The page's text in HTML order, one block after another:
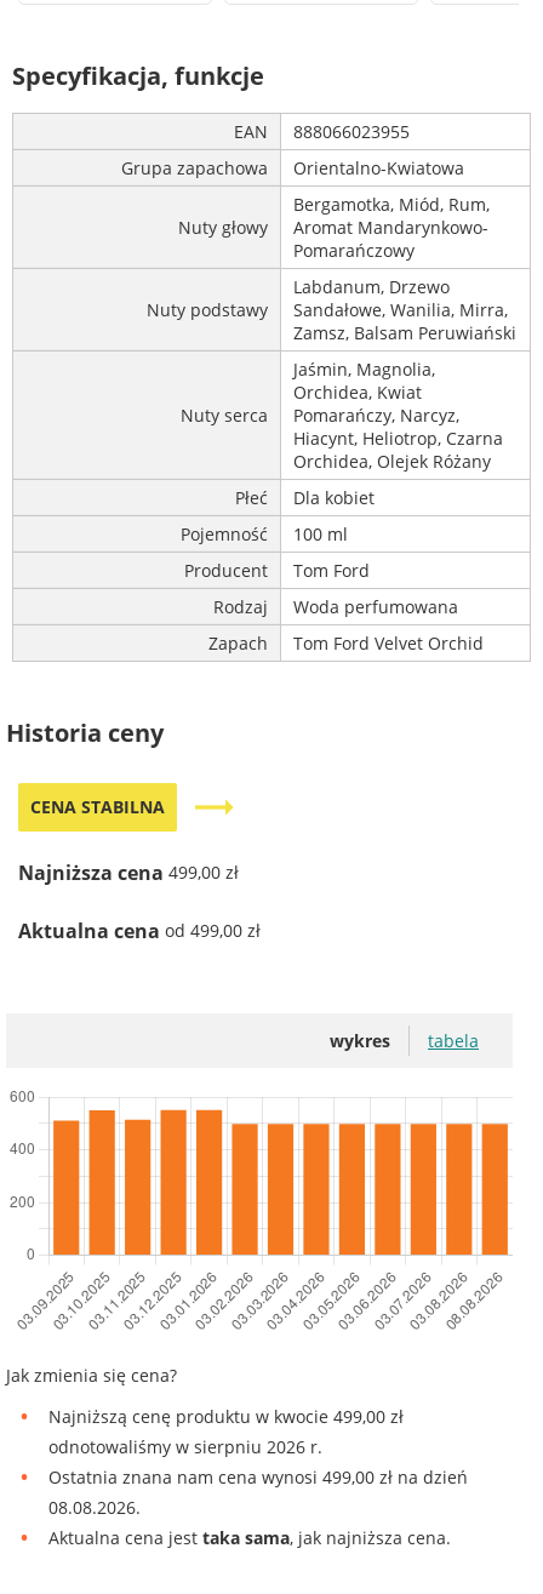
Specyfikacja, funkcje
EAN
888066023955
Grupa zapachowa
Orientalno-Kwiatowa
Nuty głowy
Bergamotka, Miód, Rum,
Aromat Mandarynkowo-
Pomarańczowy
Nuty podstawy
Labdanum, Drzewo
Sandałowe, Wanilia, Mirra,
Zamsz, Balsam Peruwiański
Nuty serca
Jaśmin, Magnolia,
Orchidea, Kwiat
Pomarańczy, Narcyz,
Hiacynt, Heliotrop, Czarna
Orchidea, Olejek Różany
Płeć
Dla kobiet
Pojemność
100 ml
Producent
Tom Ford
Rodzaj
Woda perfumowana
Zapach
Tom Ford Velvet Orchid
Historia ceny
CENA STABILNA trending_flat
Najniższa cena 499,00 zł
Aktualna cena od 499,00 zł
wykres tabela
Jak zmienia się cena?
Najniższą cenę produktu w kwocie 499,00 zł
odnotowaliśmy w sierpniu 2026 r.
Ostatnia znana nam cena wynosi 499,00 zł na dzień
08.08.2026.
Aktualna cena jest taka sama, jak najniższa cena.